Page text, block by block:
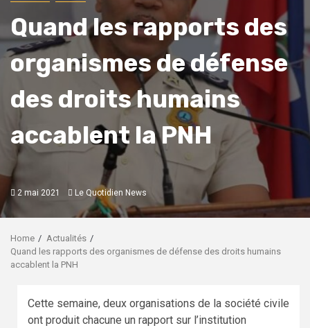
Quand les rapports des
organismes de défense
des droits humains
accablent la PNH
2 mai 2021 Le Quotidien News
Home
Actualités
Quand les rapports des organismes de défense des droits humains
accablent la PNH
Cette semaine, deux organisations de la société civile
ont produit chacune un rapport sur l’institution